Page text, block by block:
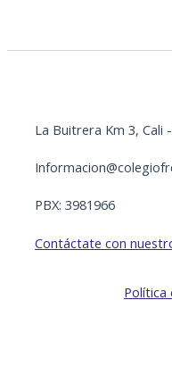
La Buitrera Km 3, Cali
PBX: 3981966
Contáctate con
Política